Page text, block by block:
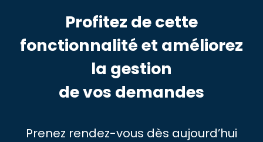
Profitez de cette
fonctionnalité et améliorez
la gestion
de vos demandes
Prenez rendez-vous dès aujourd’hui